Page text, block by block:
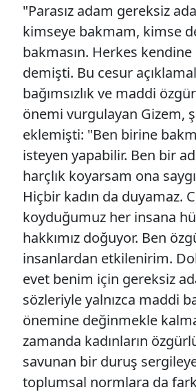
"Parasız adam gereksiz
kimseye bakmam, kimse
bakmasın. Herkes kendine
demişti. Bu cesur
bağımsızlık ve maddi
önemi vurgulayan Gizem,
eklemişti: "Ben birine
isteyen yapabilir. Ben bir
harçlık koyarsam ona
Hiçbir kadın da duyamaz.
koyduğumuz her insana
hakkımız doğuyor. Ben
insanlardan etkilenirim.
evet benim için gereksiz
sözleriyle yalnızca maddi
önemine değinmekle
zamanda kadınların
savunan bir duruş
toplumsal normlara da